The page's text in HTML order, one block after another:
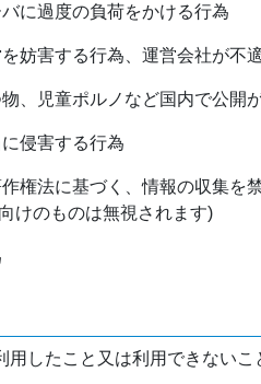
に過度の負荷をかける行為
妨害する行為、運営会社が不
、児童ポルノなど国内で公開
侵害する行為
権法に基づく、情報の収集を
けのものは無視されます)
用したこと又は利用できない